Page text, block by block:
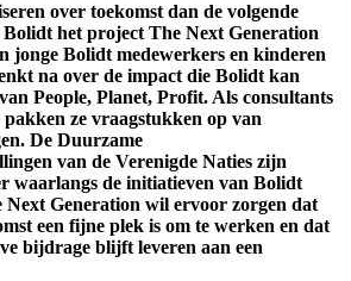
over toekomst dan de volgende
het project The Next Generation
jonge Bolidt medewerkers en kinderen
na over de impact die Bolidt kan
People, Planet, Profit. Als consultants
ze vraagstukken op van
De Duurzame
van de Verenigde Naties zijn
waarlangs de initiatieven van Bolidt
Next Generation wil ervoor zorgen dat
een fijne plek is om te werken en dat
bijdrage blijft leveren aan een